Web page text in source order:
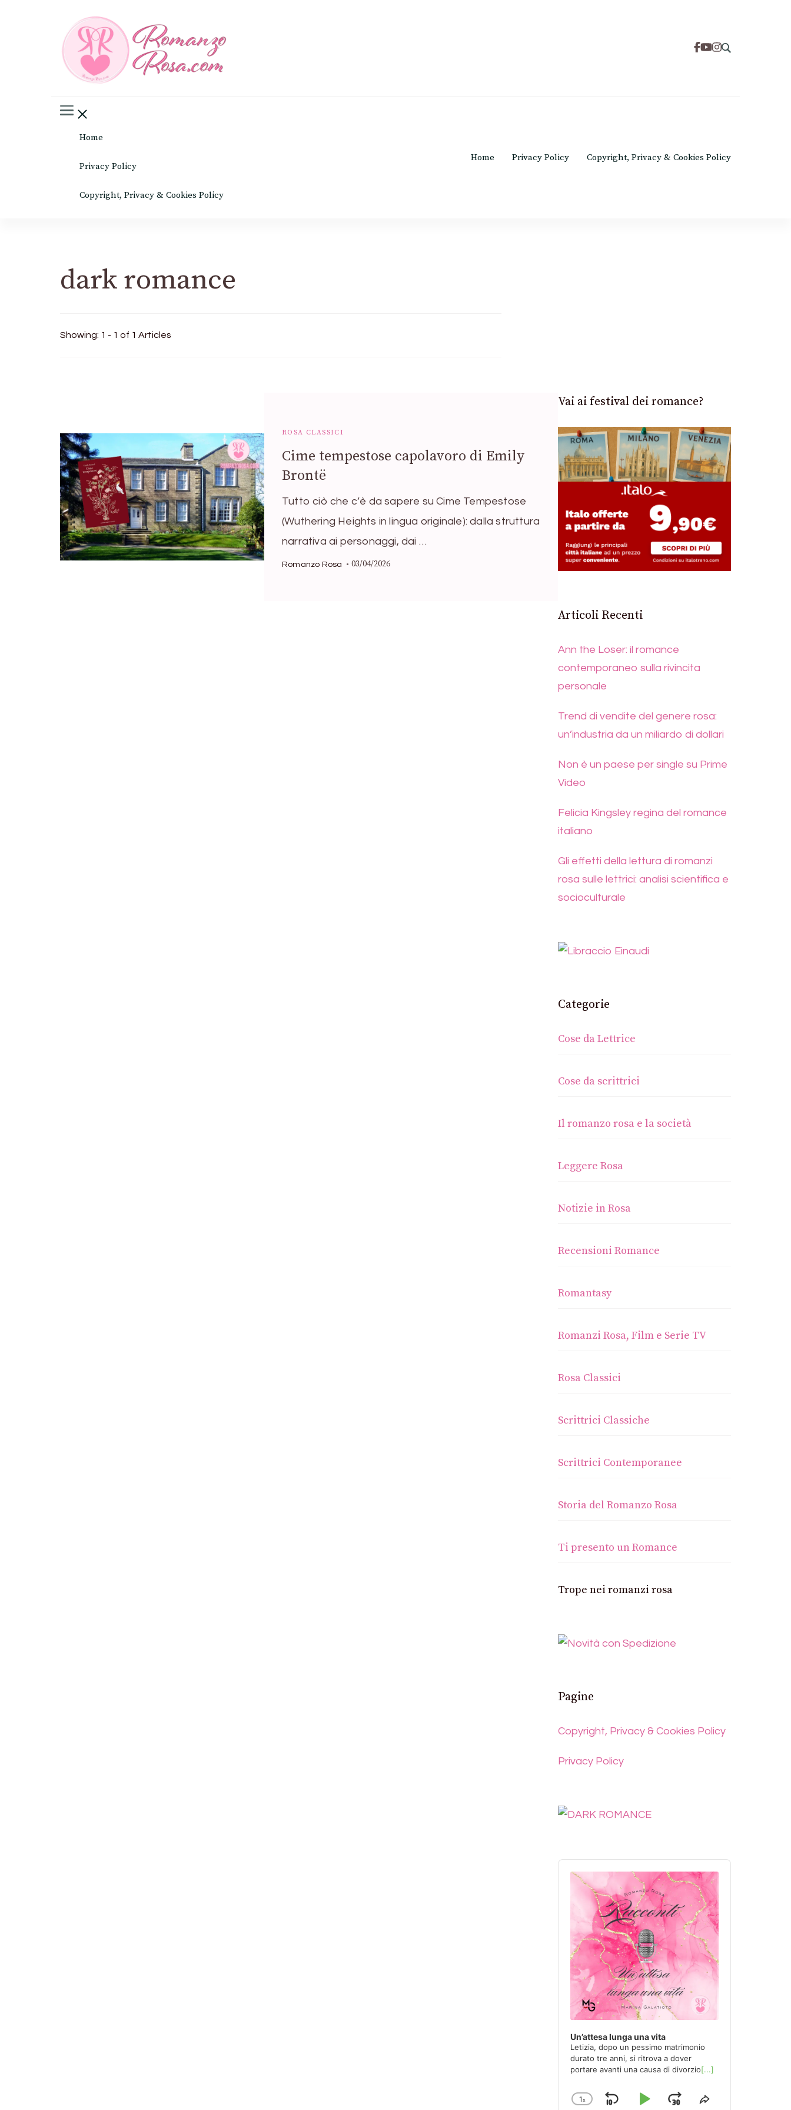
Romanzo rosa.com
Home
Privacy Policy
Copyright, Privacy & Cookies Policy
Home Privacy Policy Copyright, Privacy & Cookies Policy
dark romance
Showing: 1 - 1 of 1 Articles
ROSA CLASSICI
Cime tempestose capolavoro di Emily
Brontë
Tutto ciò che c’è da sapere su Cime Tempestose
(Wuthering Heights in lingua originale): dalla struttura
narrativa ai personaggi, dai …
Romanzo Rosa 03/04/2026
Vai ai festival dei romance?
Articoli Recenti
Ann the Loser: il romance
contemporaneo sulla rivincita
personale
Trend di vendite del genere rosa:
un’industria da un miliardo di dollari
Non è un paese per single su Prime
Video
Felicia Kingsley regina del romance
italiano
Gli effetti della lettura di romanzi
rosa sulle lettrici: analisi scientifica e
socioculturale
Categorie
Cose da Lettrice
Cose da scrittrici
Il romanzo rosa e la società
Leggere Rosa
Notizie in Rosa
Recensioni Romance
Romantasy
Romanzi Rosa, Film e Serie TV
Rosa Classici
Scrittrici Classiche
Scrittrici Contemporanee
Storia del Romanzo Rosa
Ti presento un Romance
Trope nei romanzi rosa
Pagine
Copyright, Privacy & Cookies Policy
Privacy Policy
Audio
Player
Un’attesa lunga una vita
Letizia, dopo un pessimo matrimonio
durato tre anni, si ritrova a dover
portare avanti una causa di divorzio[...]
Change
1x
Share